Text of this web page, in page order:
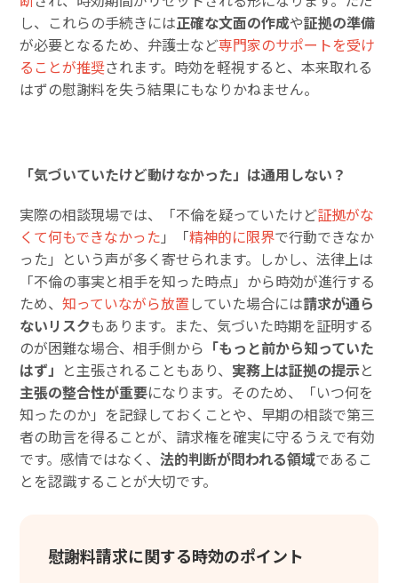
し、これらの手続きには正確な文面の作成や証拠の準備
が必要となるため、弁護士など専門家のサポートを受け
ることが推奨されます。時効を軽視すると、本来取れる
はずの慰謝料を失う結果にもなりかねません。
「気づいていたけど動けなかった」は通用しない？
実際の相談現場では、「不倫を疑っていたけど証拠がな
くて何もできなかった 」「精神的に限界で行動できなか
った」という声が多く寄せられます。しかし、法律上は
「不倫の事実と相手を知った時点」から時効が進行する
ため、知っていながら放置 していた場合には請求が通ら
ないリスクもあります。また、気づいた時期を証明する
のが困難な場合、相手側から 「もっと前から知っていた
はず」 と主張されることもあり、 実務上は証拠の提示と
主張の整合性が重要になります。そのため、「いつ何を
知ったのか」を記録しておくことや、早期の相談で第三
者の助言を得ることが、請求権を確実に守るうえで有効
です。感情ではなく、法的判断が問われる領域であるこ
とを認識することが大切です。
慰謝料請求に関する時効のポイント